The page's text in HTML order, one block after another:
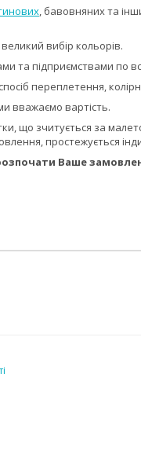
, бавовняних та
вибір кольорів.
підприємствами по
переплетення,
вважаємо вартість.
що зчитується за
простежується
Ваше